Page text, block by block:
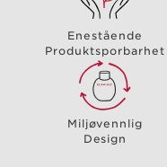
Enestående
Produktsporbarhet
Miljøvennlig
Design